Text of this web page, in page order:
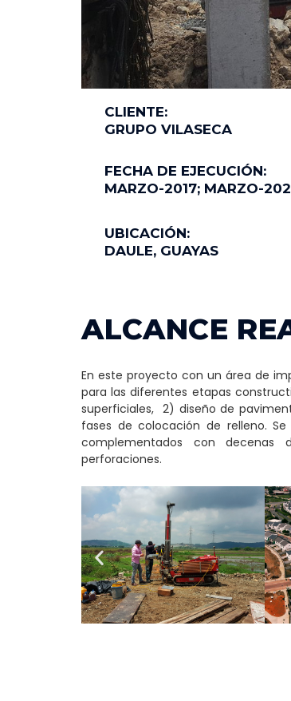
CLIENTE:
GRUPO VILASECA
FECHA DE EJECUCIÓN:
MARZO-2017; MARZO-
UBICACIÓN:
DAULE, GUAYAS
ALCANCE
En este proyecto con un área de
para las diferentes etapas
superficiales, 2) diseño de
fases de colocación de relleno.
complementados con
perforaciones.